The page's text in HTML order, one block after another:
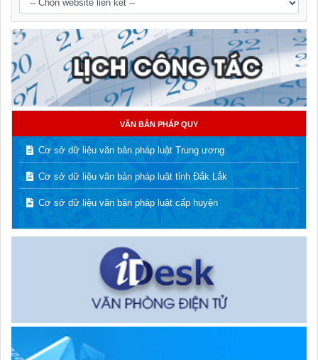
VĂN BẢN PHÁP QUY
Cơ sở dữ liệu văn bản pháp luật Trung ương
Cơ sở dữ liệu văn bản pháp luật tỉnh Đắk Lắk
Cơ sở dữ liệu văn bản pháp luật cấp huyện